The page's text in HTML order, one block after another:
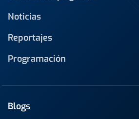
Noticias
Reportajes
Programación
Blogs